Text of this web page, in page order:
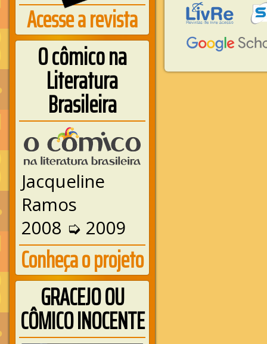
Acesse a revista
O cômico na
Literatura
Brasileira
Jacqueline
Ramos
2008 ➭ 2009
Conheça o projeto
GRACEJO OU
CÔMICO INOCENTE